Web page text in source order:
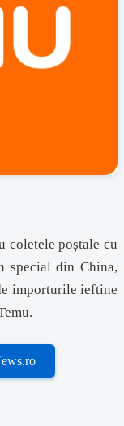
coletele poștale cu
special din China,
importurile ieftine